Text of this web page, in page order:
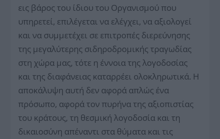
εις βάρος του ίδιου του Οργανισμού που
υπηρετεί, επιλέγεται να ελέγχει, να αξιολογεί
και να συμμετέχει σε επιτροπές διερεύνησης
της μεγαλύτερης σιδηροδρομικής τραγωδίας
στη χώρα μας, τότε η έννοια της λογοδοσίας
και της διαφάνειας καταρρέει ολοκληρωτικά. Η
αποκάλυψη αυτή δεν αφορά απλώς ένα
πρόσωπο, αφορά τον πυρήνα της αξιοπιστίας
του κράτους, τη θεσμική λογοδοσία και τη
δικαιοσύνη απέναντι στα θύματα και τις